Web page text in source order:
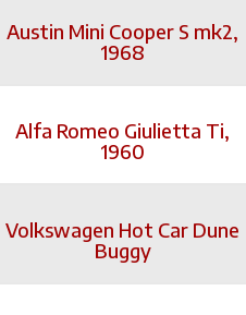
Austin Mini Cooper S mk2,
1968
Alfa Romeo Giulietta Ti,
1960
Volkswagen Hot Car Dune
Buggy